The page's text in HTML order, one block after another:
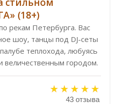
(18+)
рекам Петербурга. Вас
шоу, танцы под DJ-сеты
теплохода, любуясь
величественным городом.
43 отзыва